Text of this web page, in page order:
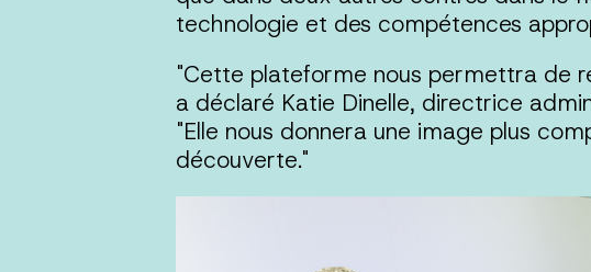
technologie et des compétences
"Cette plateforme nous permettra de
a déclaré Katie Dinelle, directrice
"Elle nous donnera une image plus
découverte."